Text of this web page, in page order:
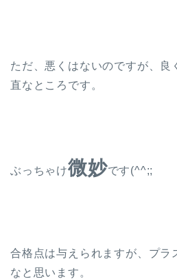
ただ、悪くはないのですが、良
直なところです。
ぶっちゃけ微妙です(^^;;
合格点は与えられますが、プラ
なと思います。